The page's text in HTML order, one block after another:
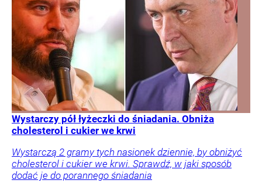
Wystarczy pół łyżeczki do śniadania. Obniża
cholesterol i cukier we krwi
Wystarczą 2 gramy tych nasionek dziennie, by obniżyć
cholesterol i cukier we krwi. Sprawdź, w jaki sposób
dodać je do porannego śniadania